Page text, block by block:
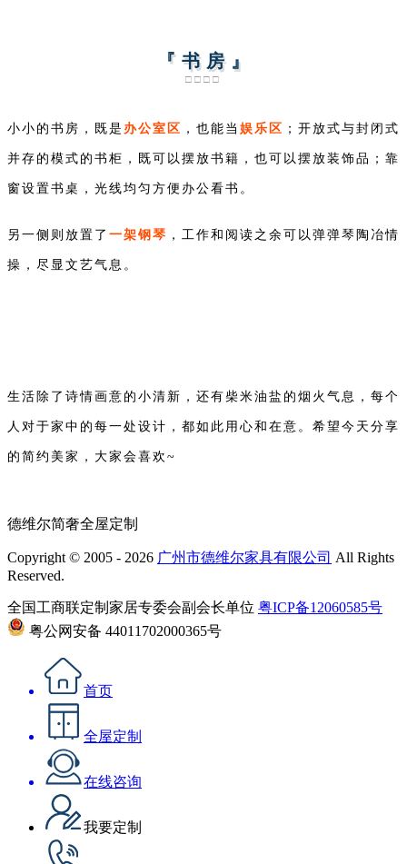
『 书 房 』
□□□□
小小的书房，既是 办公室区 ，也能当 娱乐区 ；开放式与封闭式
并存的模式的书柜，既可以摆放书籍，也可以摆放装饰品；靠
窗设置书桌，光线均匀方便办公看书。
另一侧则放置了 一架钢琴 ，工作和阅读之余可以弹弹琴陶冶情
操，尽显文艺气息。
生活除了诗情画意的小清新， 还有柴米油盐的烟火气息， 每个
人对于家中的每一处设计， 都如此用心和在意。希望今天分享
的简约美家，大家会喜欢~
德维尔简奢全屋定制
Copyright © 2005 - 2026 广州市德维尔家具有限公司 All Rights
Reserved.
全国工商联定制家居专委会副会长单位 粤ICP备12060585号
粤公网安备 44011702000365号
首页
全屋定制
在线咨询
我要定制